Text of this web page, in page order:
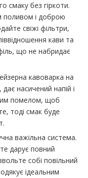
смаку без гіркоти.
поливом і доброю
свіжі фільтри,
кави та
що не набридає
кавоварка на
насичений напій і
помелом, щоб
тоді смак буде
важільна система.
дарує повний
собі повільний
ідеальним